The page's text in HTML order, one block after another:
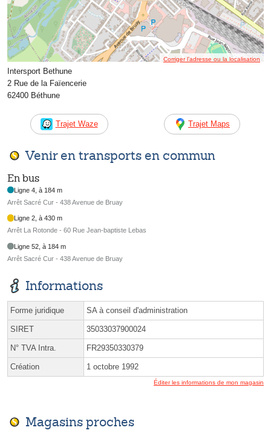
Corriger l’adresse ou la localisation
Intersport Bethune
2 Rue de la Faïencerie
62400 Béthune
Trajet Waze Trajet Maps
Venir en transports en commun
En bus
Ligne 4, à 184 m
Arrêt Sacré Cur - 438 Avenue de Bruay
Ligne 2, à 430 m
Arrêt La Rotonde - 60 Rue Jean-baptiste Lebas
Ligne 52, à 184 m
Arrêt Sacré Cur - 438 Avenue de Bruay
Informations
Forme juridique SA à conseil d'administration
SIRET 35033037900024
N° TVA Intra. FR29350330379
Création 1 octobre 1992
Éditer les informations de mon magasin
Magasins proches